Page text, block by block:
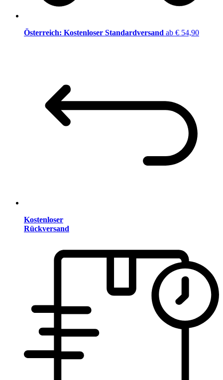
Österreich: Kostenloser Standardversand ab € 54,90
Kostenloser
Rückversand